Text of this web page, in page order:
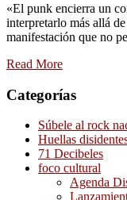
«El punk encierra un
interpretarlo más allá
manifestación que no
Read More
Categorías
Súbele al rock
Huellas
71 Decibeles
foco cultural
Agenda